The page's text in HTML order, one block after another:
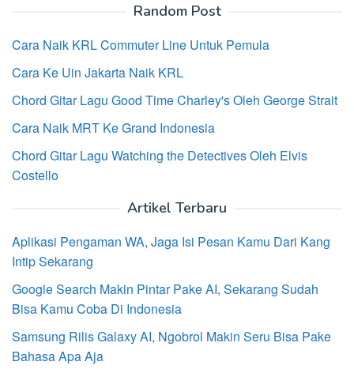
Random Post
Cara Naik KRL Commuter Line Untuk Pemula
Cara Ke Uin Jakarta Naik KRL
Chord Gitar Lagu Good Time Charley's Oleh George Strait
Cara Naik MRT Ke Grand Indonesia
Chord Gitar Lagu Watching the Detectives Oleh Elvis
Costello
Artikel Terbaru
Aplikasi Pengaman WA, Jaga Isi Pesan Kamu Dari Kang
Intip Sekarang
Google Search Makin Pintar Pake AI, Sekarang Sudah
Bisa Kamu Coba Di Indonesia
Samsung Rilis Galaxy AI, Ngobrol Makin Seru Bisa Pake
Bahasa Apa Aja